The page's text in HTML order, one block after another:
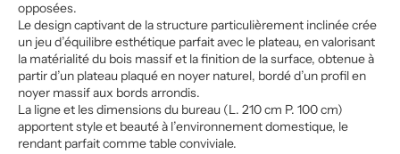
opposées.
Le design captivant de la structure particulièrement inclinée crée
un jeu d’équilibre esthétique parfait avec le plateau, en valorisant
la matérialité du bois massif et la finition de la surface, obtenue à
partir d’un plateau plaqué en noyer naturel, bordé d’un profil en
noyer massif aux bords arrondis.
La ligne et les dimensions du bureau (L. 210 cm P. 100 cm)
apportent style et beauté à l’environnement domestique, le
rendant parfait comme table conviviale.